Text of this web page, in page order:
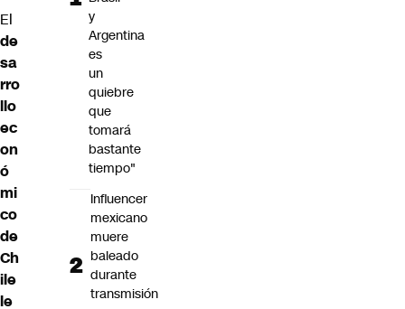
El
de
sa
rro
llo
ec
on
ó
mi
co
de
Ch
ile
le
y
Argentina
es
un
quiebre
que
tomará
bastante
tiempo"
Influencer
mexicano
muere
baleado
durante
transmisión